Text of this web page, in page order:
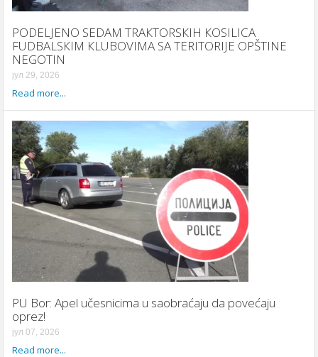
PODELJENO SEDAM TRAКTORSКIH КOSILICA
FUDBALSКIM КLUBOVIMA SA TERITORIJE OPŠTINE
NEGOTIN
јул 29, 2026
Read more...
PU Bor: Apel učesnicima u saobraćaju da povećaju
oprez!
јул 07, 2026
Read more...